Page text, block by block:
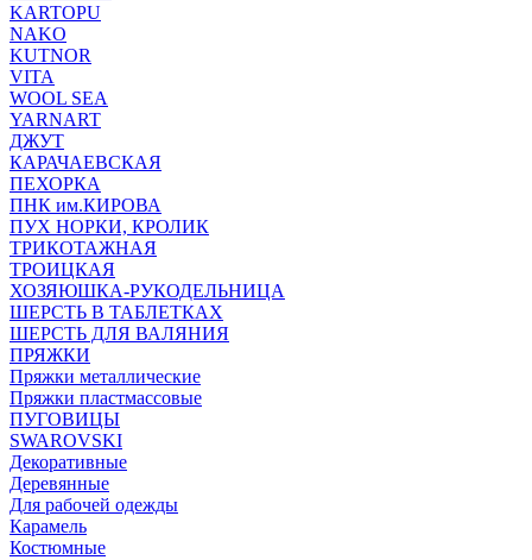
KARTOPU
NAKO
KUTNOR
VITA
WOOL SEA
YARNART
ДЖУТ
КАРАЧАЕВСКАЯ
ПЕХОРКА
ПНК им.КИРОВА
ПУХ НОРКИ, КРОЛИК
ТРИКОТАЖНАЯ
ТРОИЦКАЯ
ХОЗЯЮШКА-РУКОДЕЛЬНИЦА
ШЕРСТЬ В ТАБЛЕТКАХ
ШЕРСТЬ ДЛЯ ВАЛЯНИЯ
ПРЯЖКИ
Пряжки металлические
Пряжки пластмассовые
ПУГОВИЦЫ
SWAROVSKI
Декоративные
Деревянные
Для рабочей одежды
Карамель
Костюмные